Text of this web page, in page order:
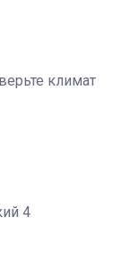
климат
4